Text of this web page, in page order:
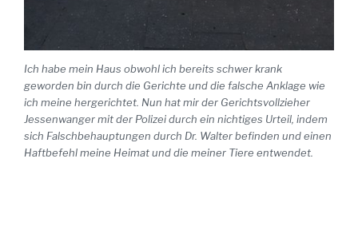
Ich habe mein Haus obwohl ich bereits schwer krank
geworden bin durch die Gerichte und die falsche Anklage wie
ich meine hergerichtet. Nun hat mir der Gerichtsvollzieher
Jessenwanger mit der Polizei durch ein nichtiges Urteil, indem
sich Falschbehauptungen durch Dr. Walter befinden und einen
Haftbefehl meine Heimat und die meiner Tiere entwendet.